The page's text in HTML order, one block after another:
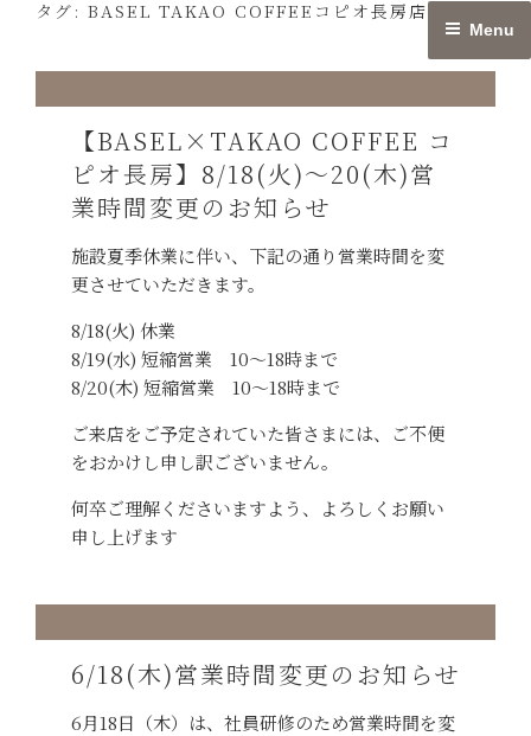
content
Menu
タグ: BASEL TAKAO COFFEEコピオ長房店
【BASEL×TAKAO COFFEE コ
ピオ長房】8/18(火)〜20(木)営
業時間変更のお知らせ
施設夏季休業に伴い、下記の通り営業時間を変
更させていただきます。
8/18(火) 休業
8/19(水) 短縮営業 10〜18時まで
8/20(木) 短縮営業 10〜18時まで
ご来店をご予定されていた皆さまには、ご不便
をおかけし申し訳ございません。
何卒ご理解くださいますよう、よろしくお願い
申し上げます
6/18(木)営業時間変更のお知らせ
6月18日（木）は、社員研修のため営業時間を変